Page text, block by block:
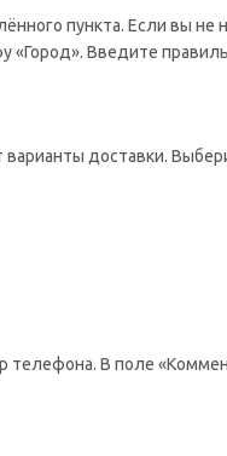
пункта. Если вы
«Город». Введите
доставки.
В поле